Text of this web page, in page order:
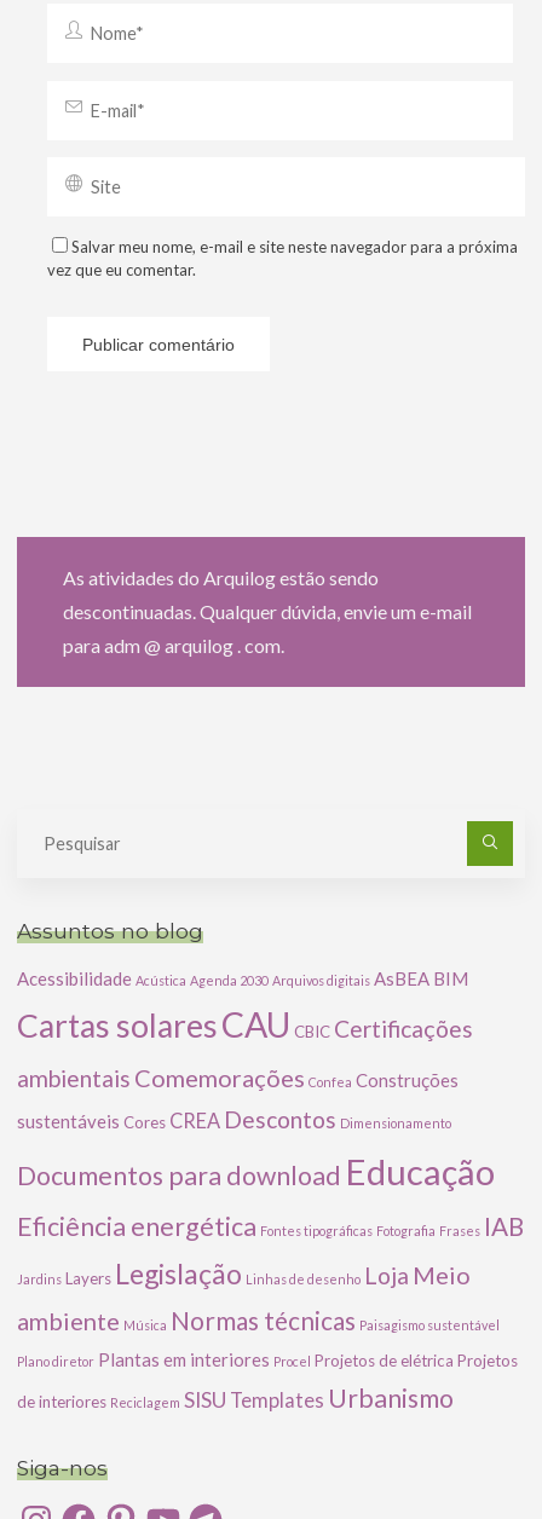
Salvar meu nome, e-mail e site neste navegador para a próxima
vez que eu comentar.
As atividades do Arquilog estão sendo
descontinuadas. Qualquer dúvida, envie um e-mail
para adm @ arquilog . com.
Assuntos no blog
Acessibilidade Acústica Agenda 2030 Arquivos digitais AsBEA BIM
Cartas solaresCAU CBIC Certificações
ambientais Comemorações Confea Construções
sustentáveis Cores CREA Descontos Dimensionamento
Documentos para download Educação
Eficiência energética Fontes tipográficas Fotografia Frases IAB
Jardins Layers Legislação Linhas de desenho Loja Meio
ambiente Música Normas técnicas Paisagismo sustentável
Plano diretor Plantas em interiores Procel Projetos de elétrica Projetos
de interiores Reciclagem SISU Templates Urbanismo
Siga-nos
InstagramFacebookPinterestYouTubeTelegram